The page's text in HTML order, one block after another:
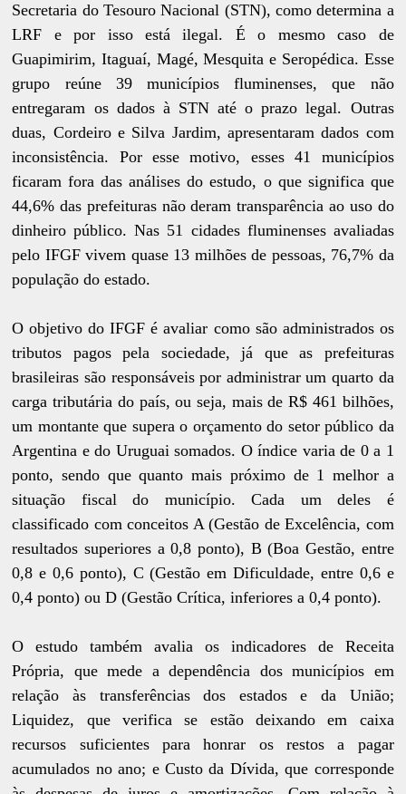
Secretaria do Tesouro Nacional (STN), como determina a
LRF e por isso está ilegal. É o mesmo caso de
Guapimirim, Itaguaí, Magé, Mesquita e Seropédica. Esse
grupo reúne 39 municípios fluminenses, que não
entregaram os dados à STN até o prazo legal. Outras
duas, Cordeiro e Silva Jardim, apresentaram dados com
inconsistência. Por esse motivo, esses 41 municípios
ficaram fora das análises do estudo, o que significa que
44,6% das prefeituras não deram transparência ao uso do
dinheiro público. Nas 51 cidades fluminenses avaliadas
pelo IFGF vivem quase 13 milhões de pessoas, 76,7% da
população do estado.
O objetivo do IFGF é avaliar como são administrados os
tributos pagos pela sociedade, já que as prefeituras
brasileiras são responsáveis por administrar um quarto da
carga tributária do país, ou seja, mais de R$ 461 bilhões,
um montante que supera o orçamento do setor público da
Argentina e do Uruguai somados. O índice varia de 0 a 1
ponto, sendo que quanto mais próximo de 1 melhor a
situação fiscal do município. Cada um deles é
classificado com conceitos A (Gestão de Excelência, com
resultados superiores a 0,8 ponto), B (Boa Gestão, entre
0,8 e 0,6 ponto), C (Gestão em Dificuldade, entre 0,6 e
0,4 ponto) ou D (Gestão Crítica, inferiores a 0,4 ponto).
O estudo também avalia os indicadores de Receita
Própria, que mede a dependência dos municípios em
relação às transferências dos estados e da União;
Liquidez, que verifica se estão deixando em caixa
recursos suficientes para honrar os restos a pagar
acumulados no ano; e Custo da Dívida, que corresponde